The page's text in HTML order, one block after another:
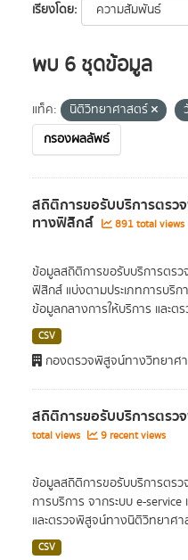
เรียงโดย
พบ 6 ชุดข้อมูล
แท็ค: นิติวิทยาศาสตร์
กรองผลลัพธ์
สถิติการขอรับบริการตรว
ทางฟิสิกส์ 891 total views
ข้อมูลสถิติการขอรับบริการตร
ฟิสิกส์ แบ่งตามประเภทการบริก
ข้อมูลกลางการให้บริการ และ
CSV
กองตรวจพิสูจน์ทางวิทยาศ
สถิติการขอรับบริการตรว
total views
9 recent views
ข้อมูลสถิติการขอรับบริการตรว
การบริการ จากระบบ e-
และตรวจพิสูจน์ทางนิติวิทยาศา
CSV